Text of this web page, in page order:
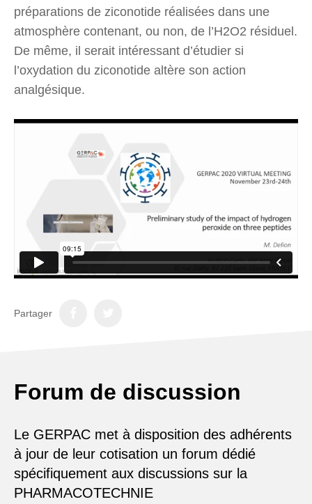
préparations de ziconotide réalisées dans une
atmosphère contenant, ou non, de l’H2O2 résiduel.
De même, il serait intéressant d’étudier si
l’oxydation du ziconotide altère son action
analgésique.
Partager
Forum de discussion
Le GERPAC met à disposition des adhérents
à jour de leur cotisation un forum dédié
spécifiquement aux discussions sur la
PHARMACOTECHNIE